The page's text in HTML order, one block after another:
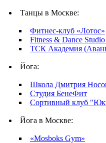
Танцы в Москве:
Фитнес-клуб «Лотос»
Fitness & Dance
ТСК Академия
Йога:
Школа Дмитрия
Студия БенеФит
Сортивный клуб
Йога в Москве:
«Mosboks Gym»